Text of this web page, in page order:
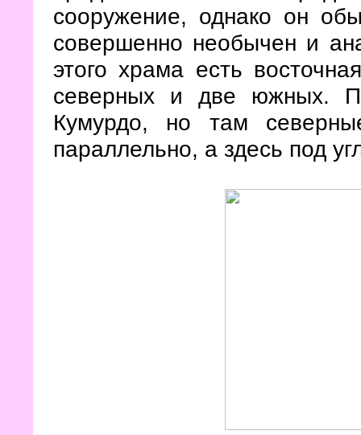
сооружение, однако он
совершенно необычен и
этого храма есть
северных и две южных.
Кумурдо, но там
параллельно, а здесь под